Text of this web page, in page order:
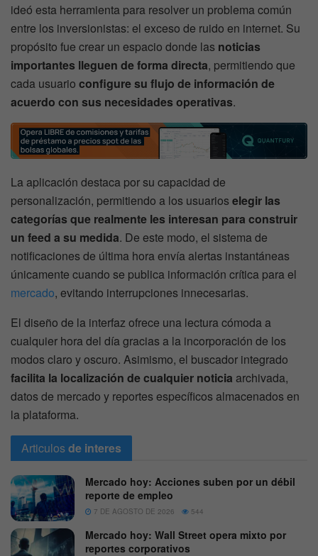
ideó esta herramienta para resolver un problema común
entre los inversionistas: el exceso de ruido en internet. Su
propósito fue crear un espacio donde las noticias
importantes lleguen de forma directa, permitiendo que
cada usuario configure su flujo de información de
acuerdo con sus necesidades operativas.
La aplicación destaca por su capacidad de
personalización, permitiendo a los usuarioselegir las
categorías que realmente les interesan para construir
un feed a su medida. De este modo, el sistema de
notificaciones de última hora envía alertas instantáneas
únicamente cuando se publica información crítica para el
mercado, evitando interrupciones innecesarias.
El diseño de la interfaz ofrece una lectura cómoda a
cualquier hora del día gracias a la incorporación de los
modos claro y oscuro. Asimismo, el buscador integrado
facilita la localización de cualquier noticia archivada,
datos de mercado y reportes específicos almacenados en
la plataforma.
Articulosde interes
Mercado hoy: Acciones suben por un débil
reporte de empleo
7 DE AGOSTO DE 2026 544
Mercado hoy: Wall Street opera mixto por
reportes corporativos